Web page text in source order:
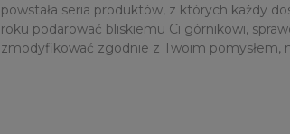
powstała seria produktów, z których każdy
roku podarować bliskiemu Ci górnikowi,
zmodyfikować zgodnie z Twoim pomysłem,